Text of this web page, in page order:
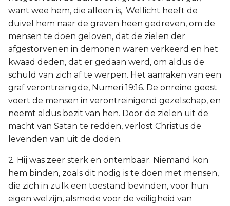
want wee hem, die alleen is,. Wellicht heeft de
duivel hem naar de graven heen gedreven, om de
mensen te doen geloven, dat de zielen der
afgestorvenen in demonen waren verkeerd en het
kwaad deden, dat er gedaan werd, om aldus de
schuld van zich af te werpen. Het aanraken van een
graf verontreinigde, Numeri 19:16. De onreine geest
voert de mensen in verontreinigend gezelschap, en
neemt aldus bezit van hen. Door de zielen uit de
macht van Satan te redden, verlost Christus de
levenden van uit de doden.
2. Hij was zeer sterk en ontembaar. Niemand kon
hem binden, zoals dit nodig is te doen met mensen,
die zich in zulk een toestand bevinden, voor hun
eigen welzijn, alsmede voor de veiligheid van